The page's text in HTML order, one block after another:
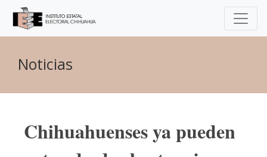
Noticias
Chihuahuenses ya pueden